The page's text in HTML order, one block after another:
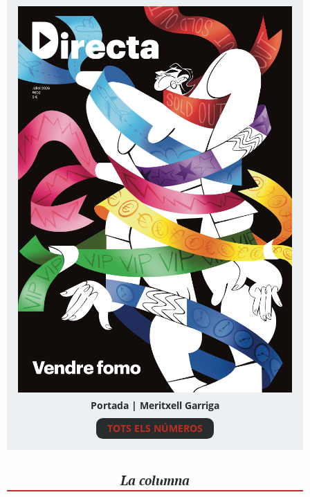
Portada | Meritxell Garriga
TOTS ELS NÚMEROS
La columna